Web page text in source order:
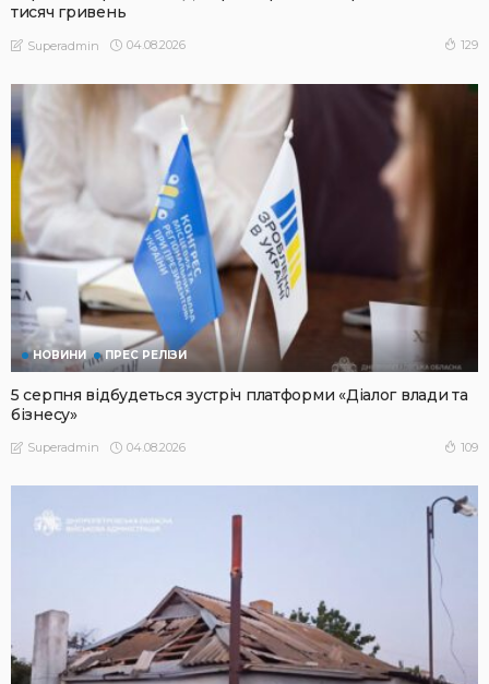
тисяч гривень
Superadmin 04.08.2026 129
НОВИНИ ПРЕС РЕЛІЗИ
5 серпня відбудеться зустріч платформи «Діалог влади та
бізнесу»
Superadmin 04.08.2026 109